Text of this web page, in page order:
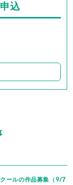
込
ールの作品募集（9/7